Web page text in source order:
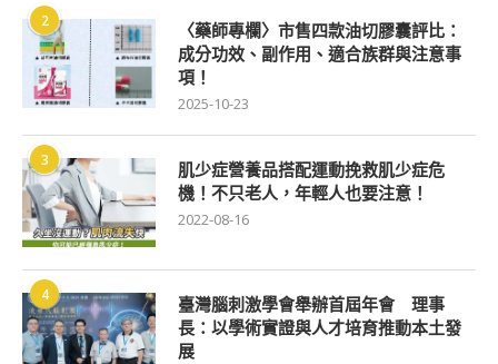
2
〈藥師專欄〉市售四款油切膠囊評比：
成分功效、副作用、適合族群與注意事
項！
2025-10-23
3
肌少症營養品搭配運動挽救肌少症危
機！不只老人，年輕人也要注意！
2022-08-16
4
臺灣腦刺激學會舉辦首屆年會 理事
長：以學術實證與人才培育推動本土發
展